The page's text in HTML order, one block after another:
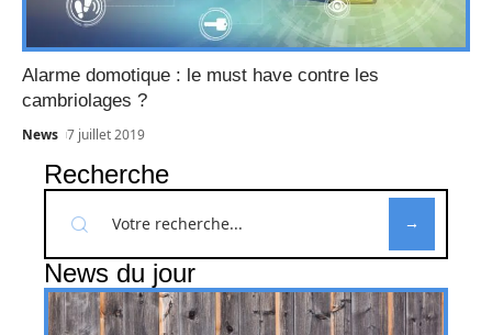
Alarme domotique : le must have contre les
cambriolages ?
News 7 juillet 2019
Recherche
News du jour